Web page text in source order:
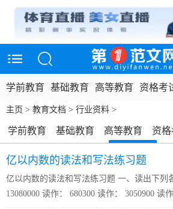
学前教育 基础教育 高等教育 资格考
主页 > 教育文档 > 行业资料 >
学前教育 基础教育 高等教育 资
实用模板
生活好文
亿以内数的读法和写法练习题
亿以内数的读法和写法练习题 一、读出下列
13080000 读作： 680300 读作： 3050900 读